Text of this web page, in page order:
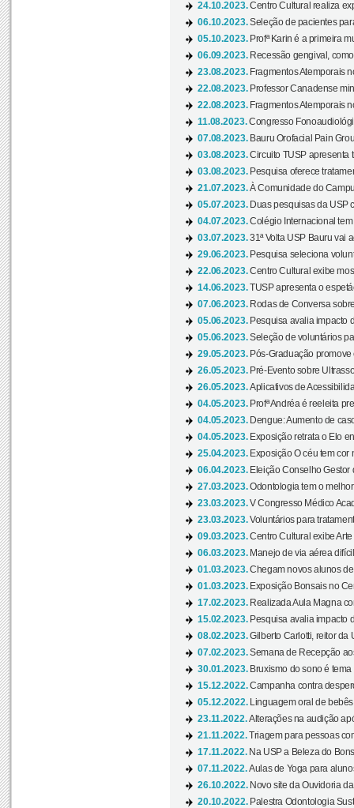
24.10.2023.Centro Cultural realiza
06.10.2023.Seleção de pacientes
05.10.2023. Profª Karin é a primeira
06.09.2023. Recessão gengival,
23.08.2023. Fragmentos Atemporais
22.08.2023. Professor Canadense
22.08.2023. Fragmentos Atemporais
11.08.2023.Congresso
07.08.2023. Bauru Orofacial Pain
03.08.2023.Circuito TUSP apresenta
03.08.2023. Pesquisa oferece
21.07.2023.À Comunidade do
05.07.2023. Duas pesquisas da USP
04.07.2023.Colégio Internacional
03.07.2023.31ª Volta USP Bauru vai
29.06.2023. Pesquisa seleciona
22.06.2023.Centro Cultural exibe
14.06.2023.TUSP apresenta o
07.06.2023. Rodas de Conversa
05.06.2023. Pesquisa avalia impacto
05.06.2023.Seleção de voluntários
29.05.2023. Pós-Graduação
26.05.2023. Pré-Evento sobre
26.05.2023.Aplicativos de
04.05.2023. Profª Andréa é reeleita
04.05.2023. Dengue: Aumento de
04.05.2023. Exposição retrata o Elo
25.04.2023. Exposição O céu tem cor
06.04.2023. Eleição Conselho Gestor
27.03.2023.Odontologia tem o
23.03.2023.V Congresso Médico
23.03.2023.Voluntários para
09.03.2023.Centro Cultural exibe
06.03.2023. Manejo de via aérea
01.03.2023.Chegam novos alunos
01.03.2023. Exposição Bonsais no
17.02.2023. Realizada Aula Magna
15.02.2023. Pesquisa avalia impacto
08.02.2023.Gilberto Carlotti, reitor da
07.02.2023.Semana de Recepção
30.01.2023. Bruxismo do sono é
15.12.2022.Campanha contra
05.12.2022.
Linguagem oral de
23.11.2022.Alterações na audição
21.11.2022.Triagem para pessoas
17.11.2022. Na USP a Beleza do
07.11.2022.Aulas de Yoga para
26.10.2022. Novo site da Ouvidoria
20.10.2022. Palestra Odontologia